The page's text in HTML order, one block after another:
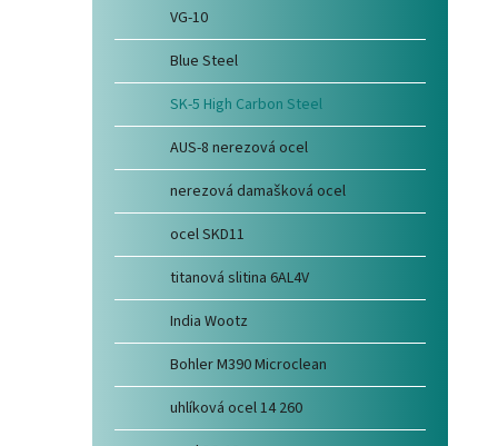
VG-10
Blue Steel
SK-5 High Carbon Steel
AUS-8 nerezová ocel
nerezová damašková ocel
ocel SKD11
titanová slitina 6AL4V
India Wootz
Bohler M390 Microclean
uhlíková ocel 14 260